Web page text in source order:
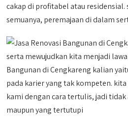
cakap di profitabel atau residensial.
semuanya, peremajaan di dalam
serta mewujudkan kita menjadi
Bangunan di Cengkareng kalian
pada karier yang tak kompeten.
kami dengan cara tertulis, jadi
maupun yang tertutupi